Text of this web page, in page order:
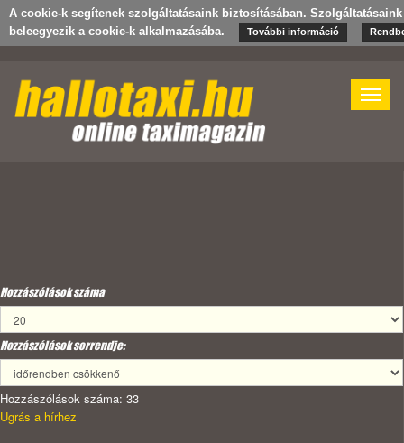
A cookie-k segítenek szolgáltatásaink biztosításában.
beleegyezik a cookie-k alkalmazásába.
További információ
Toggle
Hozzászólások száma
Hozzászólások sorrendje:
Hozzászólások száma: 33
Ugrás a hírhez